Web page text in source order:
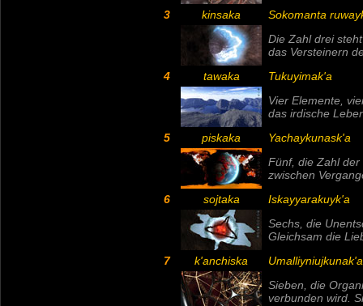
3 kinsaka
Sokomanta
Die Zahldreisteht
das Versteinern
4
tawaka
Tukuyimak'a
Vier Elemente,
das irdische
5
piskaka
Yachaykunask'a
Fünf, die Zahl der
zwischen
6
sojtaka
Iskayyarakuyk'a
Sechs , die
Gleichsam die
7
k'anchiska
Umalliyniujkunak'a
Sieben , die
verbunden wird.